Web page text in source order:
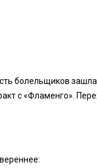
болельщиков
с «Фламенго».